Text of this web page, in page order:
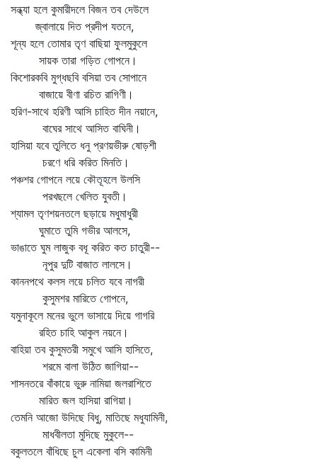
সন্ধ্যা হলে কুমারীদলে বিজন তব দেউলে
জ্বালায়ে দিত প্রদীপ যতনে,
শূন্য হলে তোমার তৃণ বাছিয়া ফুলমুকুলে
সায়ক তারা গড়িত গোপনে।
কিশোরকবি মুগ্ধছবি বসিয়া তব সোপানে
বাজায়ে বীণা রচিত রাগিণী।
হরিণ-সাথে হরিণী আসি চাহিত দীন নয়ানে,
বাঘের সাথে আসিত বাঘিনী।
হাসিয়া যবে তুলিতে ধনু প্রণয়ভীরু ষোড়শী
চরণে ধরি করিত মিনতি।
পঞ্চশর গোপনে লয়ে কৌতূহলে উলসি
পরখছলে খেলিত যুবতী।
শ্যামল তৃণশয়নতলে ছড়ায়ে মধুমাধুরী
ঘুমাতে তুমি গভীর আলসে,
ভাঙাতে ঘুম লাজুক বধূ করিত কত চাতুরী--
নূপুর দুটি বাজাত লালসে।
কাননপথে কলস লয়ে চলিত যবে নাগরী
কুসুমশর মারিতে গোপনে,
যমুনাকূলে মনের ভুলে ভাসায়ে দিয়ে গাগরি
রহিত চাহি আকুল নয়নে।
বাহিয়া তব কুসুমতরী সমুখে আসি হাসিতে,
শরমে বালা উঠিত জাগিয়া--
শাসনতরে বাঁকায়ে ভুরু নামিয়া জলরাশিতে
মারিত জল হাসিয়া রাগিয়া।
তেমনি আজো উদিছে বিধু, মাতিছে মধুযামিনী,
মাধবীলতা মুদিছে মুকুলে--
বকুলতলে বাঁধিছে চুল একেলা বসি কামিনী